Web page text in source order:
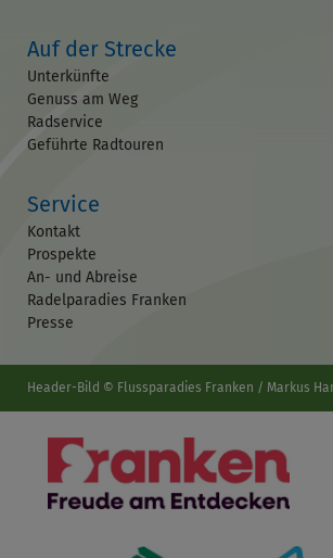
Auf der Strecke
Unterkünfte
Genuss am Weg
Radservice
Geführte Radtouren
Service
Kontakt
Prospekte
An- und Abreise
Radelparadies Franken
Presse
Header-Bild © Flussparadies Franken / Markus